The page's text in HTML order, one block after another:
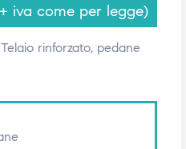
iva come per legge)
rinforzato, pedane